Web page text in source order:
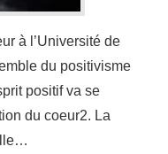
à l’Université de
du positivisme
positif va se
du coeur2. La